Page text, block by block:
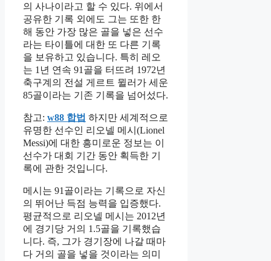
의 사나이라고 할 수 있다. 위에서
공유한 기록 외에도 그는 또한 한
해 동안 가장 많은 골을 넣은 선수
라는 타이틀에 대한 또 다른 기록
을 보유하고 있습니다. 특히 레오
는 1년 연속 91골을 터뜨려 1972년
축구계의 전설 게르트 뮐러가 세운
85골이라는 기존 기록을 넘어섰다.
참고: w88 합법 하지만 세계적으로
유명한 선수인 리오넬 메시(Lionel
Messi)에 대한 흥미로운 정보는 이
선수가 대회 기간 동안 획득한 기
록에 관한 것입니다.
메시는 91골이라는 기록으로 자신
의 뛰어난 득점 능력을 입증했다.
평균적으로 리오넬 메시는 2012년
에 경기당 거의 1.5골을 기록했습
니다. 즉, 그가 경기장에 나갈 때마
다 거의 골을 넣을 것이라는 의미